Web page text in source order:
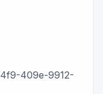
409e-9912-